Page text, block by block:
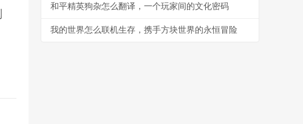
和平精英狗杂怎么翻译，一个玩家间的文化密码
我的世界怎么联机生存，携手方块世界的永恒冒险